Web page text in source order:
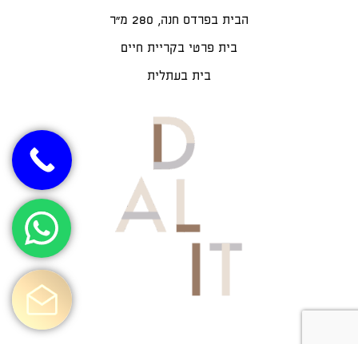
הבית בפרדס חנה, 280 מ״ר
בית פרטי בקריית חיים
בית בעתלית